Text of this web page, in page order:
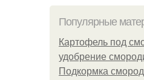
Популярные
Картофель под
удобрение
Подкормка